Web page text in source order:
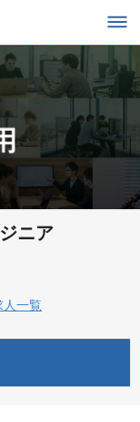
ニア
人一覧